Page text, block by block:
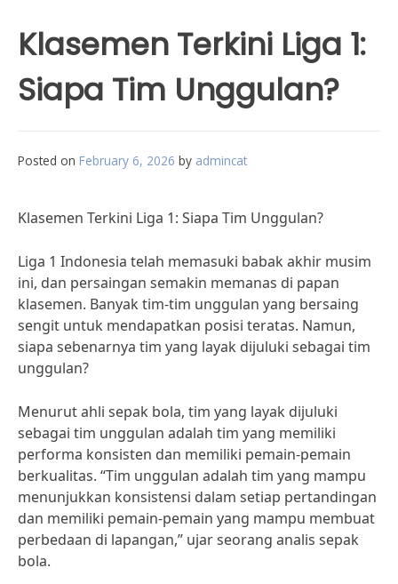
Klasemen Terkini Liga 1:
Siapa Tim Unggulan?
Posted on February 6, 2026 by admincat
Klasemen Terkini Liga 1: Siapa Tim Unggulan?
Liga 1 Indonesia telah memasuki babak akhir musim
ini, dan persaingan semakin memanas di papan
klasemen. Banyak tim-tim unggulan yang bersaing
sengit untuk mendapatkan posisi teratas. Namun,
siapa sebenarnya tim yang layak dijuluki sebagai tim
unggulan?
Menurut ahli sepak bola, tim yang layak dijuluki
sebagai tim unggulan adalah tim yang memiliki
performa konsisten dan memiliki pemain-pemain
berkualitas. “Tim unggulan adalah tim yang mampu
menunjukkan konsistensi dalam setiap pertandingan
dan memiliki pemain-pemain yang mampu membuat
perbedaan di lapangan,” ujar seorang analis sepak
bola.